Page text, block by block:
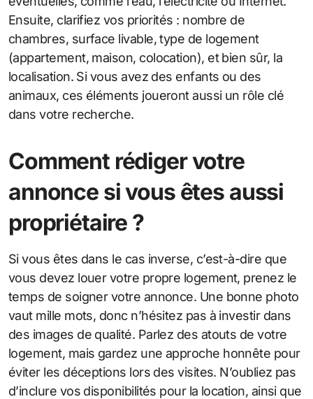
Ensuite, clarifiez vos priorités : nombre de
chambres, surface livable, type de logement
(appartement, maison, colocation), et bien sûr, la
localisation. Si vous avez des enfants ou des
animaux, ces éléments joueront aussi un rôle clé
dans votre recherche.
Comment rédiger votre
annonce si vous êtes aussi
propriétaire ?
Si vous êtes dans le cas inverse, c’est-à-dire que
vous devez louer votre propre logement, prenez le
temps de soigner votre annonce. Une bonne photo
vaut mille mots, donc n’hésitez pas à investir dans
des images de qualité. Parlez des atouts de votre
logement, mais gardez une approche honnête pour
éviter les déceptions lors des visites. N’oubliez pas
d’inclure vos disponibilités pour la location, ainsi que